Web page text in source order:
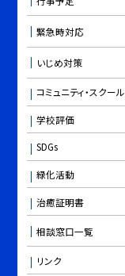
緊急時対応
いじめ対策
コミュニティ・スクール
学校評価
SDGs
緑化活動
治癒証明書
相談窓口一覧
リンク